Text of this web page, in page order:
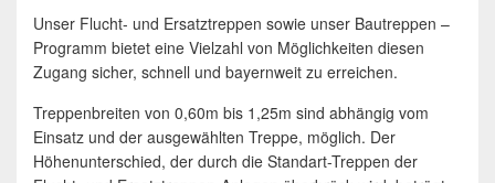
Unser Flucht- und Ersatztreppen sowie unser Bautreppen –
Programm bietet eine Vielzahl von Möglichkeiten diesen
Zugang sicher, schnell und bayernweit zu erreichen.
Treppenbreiten von 0,60m bis 1,25m sind abhängig vom
Einsatz und der ausgewählten Treppe, möglich. Der
Höhenunterschied, der durch die Standart-Treppen der